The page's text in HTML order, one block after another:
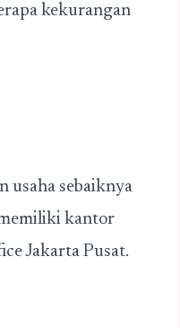
kekurangan
usaha sebaiknya
kantor
Jakarta Pusat.